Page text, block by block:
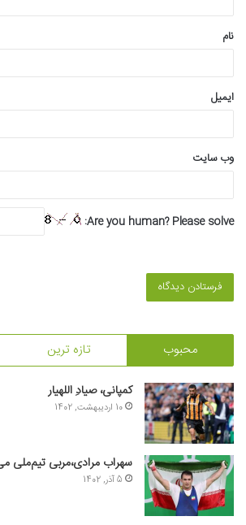
*
نام
ایمیل
وب‌ سایت
Are you human? Please solve:
محبوب تازه ترین
کمپانی، صیادِ اللهیار
10 اردیبهشت, 1402
سهراب مرادی،مربی تیم‌ملی
5 آذر, 1402